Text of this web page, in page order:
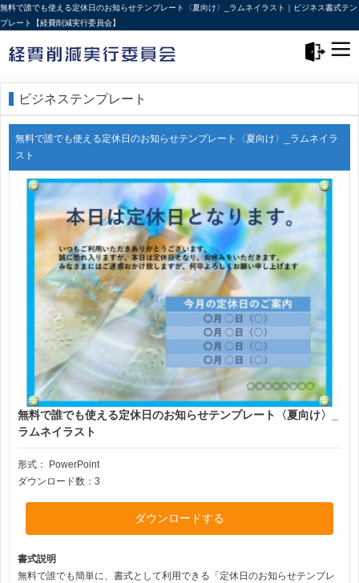
無料で誰でも使える定休日のお知らせテンプレート〈夏向け〉_ラムネイラスト｜ビジネス書式テン
プレート【経費削減実行委員会】
ビジネステンプレート
無料で誰でも使える定休日のお知らせテンプレート〈夏向け〉_ラムネイラ
スト
無料で誰でも使える定休日のお知らせテンプレート〈夏向け〉_
ラムネイラスト
形式：
PowerPoint
ダウンロード数：3
ダウンロードする
書式説明
無料で誰でも簡単に、書式として利用できる「定休日のお知らせテンプレ